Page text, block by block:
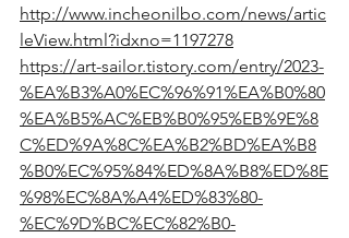
http://www.incheonilbo.com/news/artic
leView.html?idxno=1197278
https://art-sailor.tistory.com/entry/2023-
%EA%B3%A0%EC%96%91%EA%B0%80
%EA%B5%AC%EB%B0%95%EB%9E%8
C%ED%9A%8C%EA%B2%BD%EA%B8
%B0%EC%95%84%ED%8A%B8%ED%8E
%98%EC%8A%A4%ED%83%80-
%EC%9D%BC%EC%82%B0-